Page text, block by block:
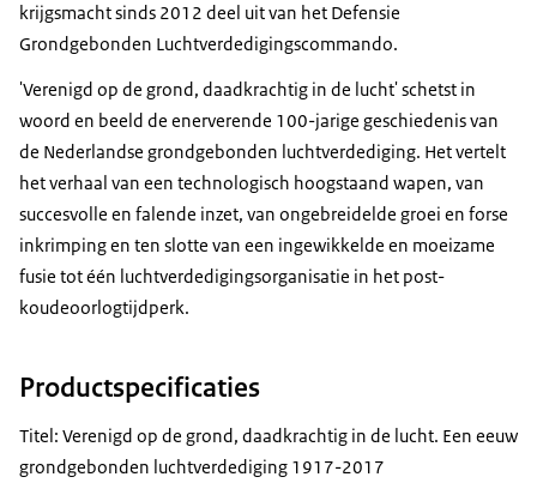
krijgsmacht sinds 2012 deel uit van het Defensie
Grondgebonden Luchtverdedigingscommando.
'Verenigd op de grond, daadkrachtig in de lucht' schetst in
woord en beeld de enerverende 100-jarige geschiedenis van
de Nederlandse grondgebonden luchtverdediging. Het vertelt
het verhaal van een technologisch hoogstaand wapen, van
succesvolle en falende inzet, van ongebreidelde groei en forse
inkrimping en ten slotte van een ingewikkelde en moeizame
fusie tot één luchtverdedigingsorganisatie in het post-
koudeoorlogtijdperk.
Productspecificaties
Titel: Verenigd op de grond, daadkrachtig in de lucht. Een eeuw
grondgebonden luchtverdediging 1917-2017